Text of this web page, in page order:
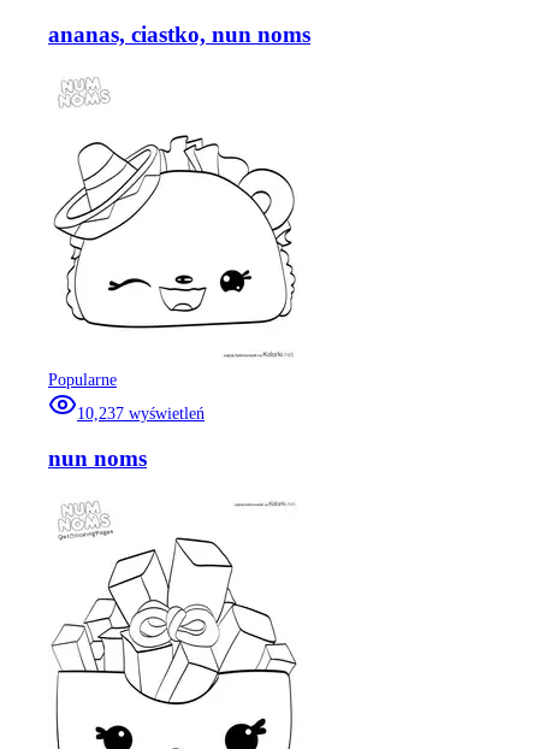
ananas, ciastko, nun noms
Popularne
10,237 wyświetleń
nun noms